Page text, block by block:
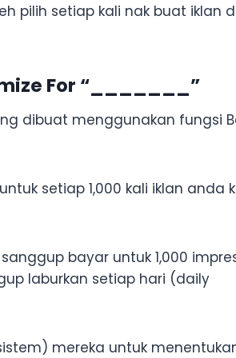
pilih setiap kali nak buat iklan
For “_______”
dibuat menggunakan fungsi
setiap 1,000 kali iklan anda
bayar untuk 1,000
laburkan setiap hari (daily
mereka untuk